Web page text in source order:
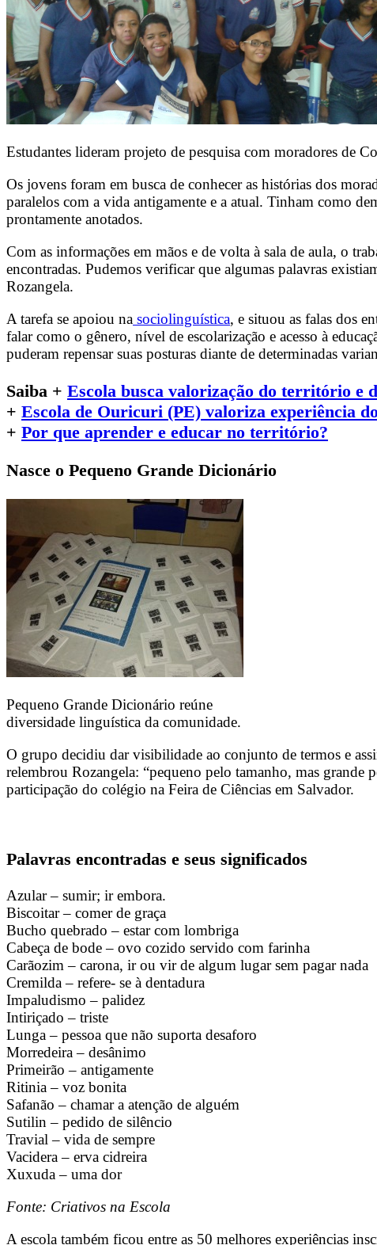
Estudantes lideram projeto de pesquisa com moradores de
Os jovens foram em busca de conhecer as histórias dos
paralelos com a vida antigamente e a atual. Tinham como
prontamente anotados.
Com as informações em mãos e de volta à sala de aula, o
encontradas. Pudemos verificar que algumas palavras
Rozangela.
A tarefa se apoiou na sociolinguística, e situou as falas dos
falar como o gênero, nível de escolarização e acesso à
puderam repensar suas posturas diante de determinadas
Saiba + Escola busca valorização do território e
+ Escola de Ouricuri (PE) valoriza experiência
+ Por que aprender e educar no território?
Nasce o Pequeno Grande Dicionário
Pequeno Grande Dicionário reúne
diversidade linguística da comunidade.
O grupo decidiu dar visibilidade ao conjunto de termos e
relembrou Rozangela: “pequeno pelo tamanho, mas grande
participação do colégio na Feira de Ciências em Salvador.
Palavras encontradas e seus significados
Azular – sumir; ir embora.
Biscoitar – comer de graça
Bucho quebrado – estar com lombriga
Cabeça de bode – ovo cozido servido com farinha
Carãozim – carona, ir ou vir de algum lugar sem pagar nada
Cremilda – refere- se à dentadura
Impaludismo – palidez
Intiriçado – triste
Lunga – pessoa que não suporta desaforo
Morredeira – desânimo
Primeirão – antigamente
Ritinia – voz bonita
Safanão – chamar a atenção de alguém
Sutilin – pedido de silêncio
Travial – vida de sempre
Vacidera – erva cidreira
Xuxuda – uma dor
Fonte: Criativos na Escola
A escola também ficou entre as 50 melhores experiências